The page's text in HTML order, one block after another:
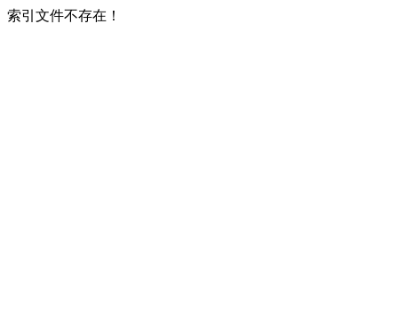
索引文件不存在！